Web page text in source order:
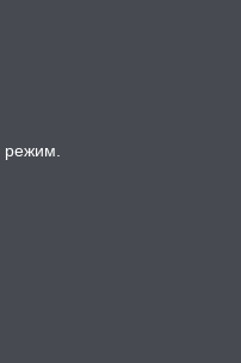
режим.